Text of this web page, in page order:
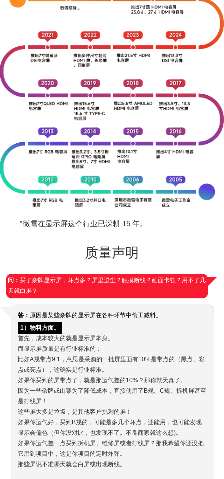
*微雪在显示屏这个行业已深耕 15 年。
质量声明
问： 买了杂牌显示屏，坏点多？屏里进尘？触摸断线？画面卡顿？用不了几
天就白屏？
答： 原因是某些杂牌的显示屏在各种环节中偷工减料。
1）物料方面。
首先，成本较大的就是显示屏本身。
而显示屏质量是有行业标准的：
比如A规带点9:1，意思是采购的一批屏里面有10%是带点的（黑点、彩
点或亮点），这确实是行业标准。
如果你买到的屏带点了，就是那运气差的10%？那你就天真了。
因为一些杂牌或山寨为了降低成本，直接使用了B规、C规、拆机屏甚至
是打线屏！
这些屏大多是垃圾，是其他客户挑剩的屏！
如果你运气好，买到B规的，可能是多几个坏点，还能用，也可能发现
显示会偏色（但你没对比，也发现不了。不良商家就这么想)。
如果你运气差一点买到拆机屏、维修屏或者打线屏？那我希望你还没把
它用到项目中，这是你项目的定时炸弹。
那些屏说不准哪天就会白屏或出现断线。